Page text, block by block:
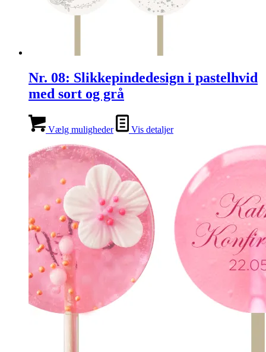
Nr. 08: Slikkepindedesign i pastelhvid
med sort og grå
Vælg muligheder Vis detaljer